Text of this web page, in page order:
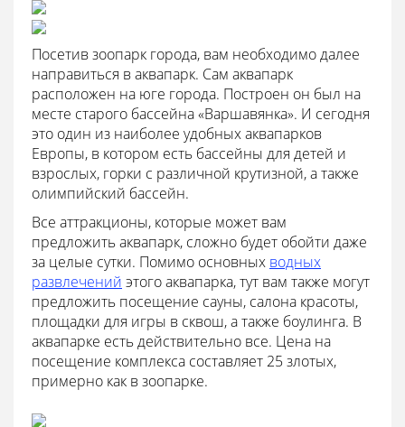
Посетив зоопарк города, вам необходимо далее
направиться в аквапарк. Сам аквапарк
расположен на юге города. Построен он был на
месте старого бассейна «Варшавянка». И сегодня
это один из наиболее удобных аквапарков
Европы, в котором есть бассейны для детей и
взрослых, горки с различной крутизной, а также
олимпийский бассейн.
Все аттракционы, которые может вам
предложить аквапарк, сложно будет обойти даже
за целые сутки. Помимо основных водных
развлечений этого аквапарка, тут вам также могут
предложить посещение сауны, салона красоты,
площадки для игры в сквош, а также боулинга. В
аквапарке есть действительно все. Цена на
посещение комплекса составляет 25 злотых,
примерно как в зоопарке.